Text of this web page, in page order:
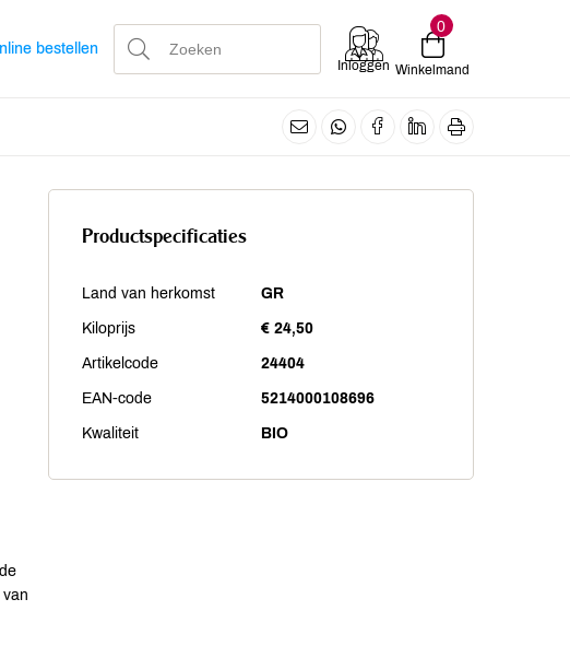
bestellen
Inloggen
0
Winkelmand
Productspecificaties
Land van herkomst GR
Kiloprijs € 24,50
Artikelcode 24404
EAN-code 5214000108696
Kwaliteit BIO